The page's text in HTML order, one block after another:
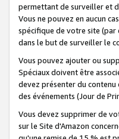
permettant de surveiller et
Vous ne pouvez en aucun
spécifique de votre site (par
dans le but de surveiller le
Vous pouvez ajouter ou
Spéciaux doivent être
devez présenter du contenu
des événements (Jour de
Vous devez supprimer de
sur le Site d'Amazon